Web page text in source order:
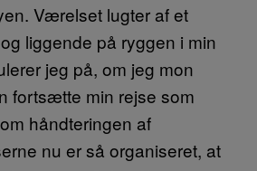
Værelset lugter af et
liggende på ryggen i min
jeg på, om jeg mon
fortsætte min rejse som
håndteringen af
nu er så organiseret, at